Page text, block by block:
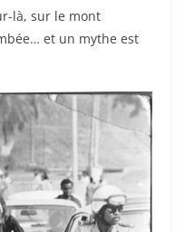
là, sur le mont
et un mythe est